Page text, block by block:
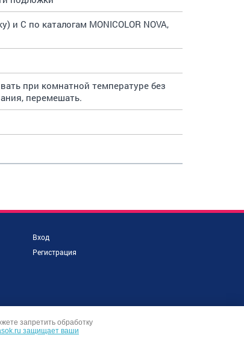
С по каталогам MONICOLOR NOVA,
при комнатной температуре без
перемешать.
Вход
Регистрация
запретить обработку
защищает ваши